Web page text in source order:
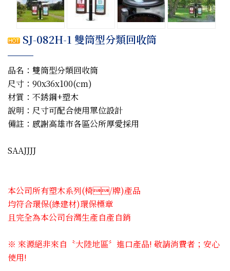
SJ-082H-1 雙筒型分類回收筒
品名：雙筒型分類回收筒
尺寸：90x36x100(cm)
材質：不銹鋼+塑木
說明：尺寸可配合使用單位設計
備註：感謝高雄市各區公所厚愛採用
SAAJJJJ
本公司所有塑木系列(椅​/牌)產品
均符合環保(綠建材)環保標章
且完全為本公司台灣生產自產自銷
※ 來源絕非來自〝大陸地區〞進口產品! 敬請消費者；安心
使用!